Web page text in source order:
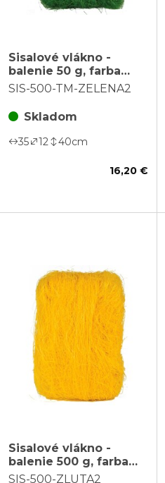
Sisalové vlákno -
balenie 50 g, farba
tmavo zelená
SIS-500-TM-ZELENA2
Skladom
35 12 40cm
16,20 €
Sisalové vlákno -
balenie 500 g, farba
žltá
SIS-500-ZLUTA2